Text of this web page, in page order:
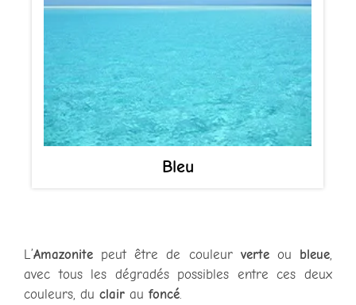
Bleu
L’Amazonite peut être de couleur verteou bleue,
avec tous les dégradés possibles entre ces deux
couleurs, du clair au foncé.